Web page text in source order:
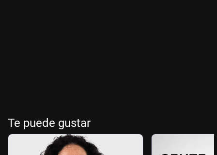
Te puede gustar